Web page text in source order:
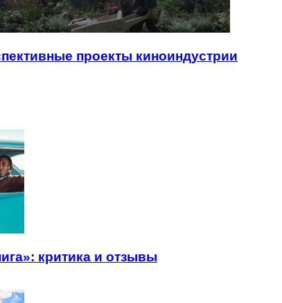
проекты киноиндустрии
критика и отзывы